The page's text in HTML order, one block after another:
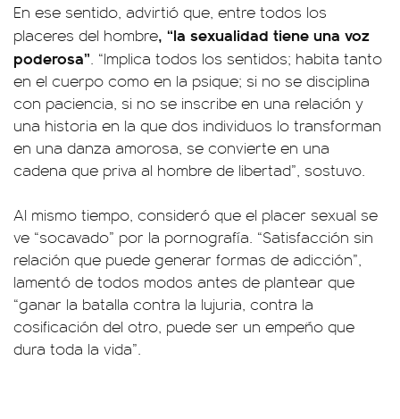
En ese sentido, advirtió que, entre todos los
placeres del hombre, “la sexualidad tiene una voz
poderosa”. “Implica todos los sentidos; habita tanto
en el cuerpo como en la psique; si no se disciplina
con paciencia, si no se inscribe en una relación y
una historia en la que dos individuos lo transforman
en una danza amorosa, se convierte en una
cadena que priva al hombre de libertad”, sostuvo.
Al mismo tiempo, consideró que el placer sexual se
ve “socavado” por la pornografía. “Satisfacción sin
relación que puede generar formas de adicción”,
lamentó de todos modos antes de plantear que
“ganar la batalla contra la lujuria, contra la
cosificación del otro, puede ser un empeño que
dura toda la vida”.